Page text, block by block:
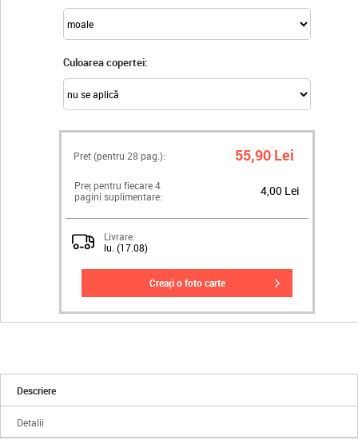
Culoarea copertei:
Pret (pentru 28 pag.): 55,90 Lei
Preț pentru fiecare 4
pagini suplimentare:
4,00 Lei
Livrare:
lu. (17.08)
creați o foto carte
Descriere
Detalii